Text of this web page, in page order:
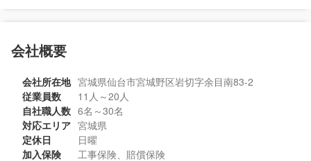
会社概要
会社所在地 宮城県仙台市宮城野区岩切字余目南83-2
従業員数
11人～20人
自社職人数 6名～30名
対応エリア 宮城県
定休日
日曜
加入保険
工事保険、賠償保険